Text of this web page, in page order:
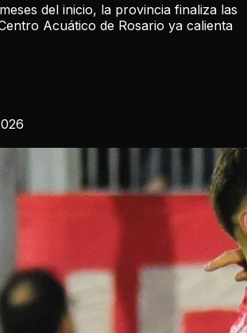
del inicio, la provincia finaliza las
Acuático de Rosario ya calienta